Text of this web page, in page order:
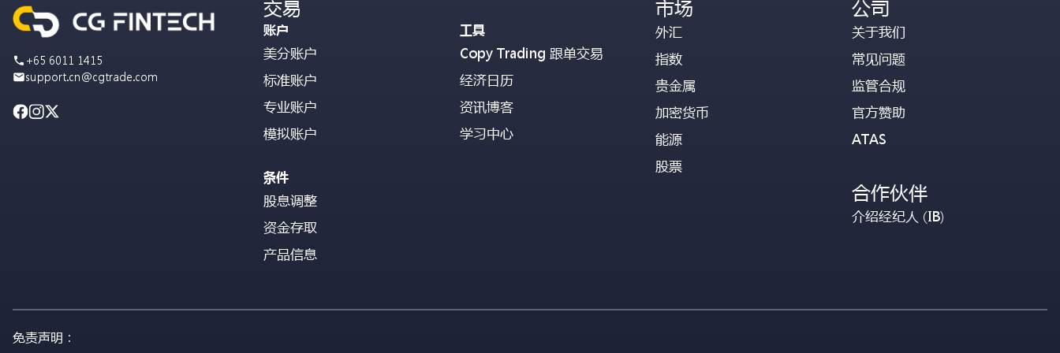
+65 6011 1415
support.cn@cgtrade.com
交易
账户
美分账户
标准账户
专业账户
模拟账户
条件
股息调整
资金存取
产品信息
工具
Copy Trading 跟单交易
经济日历
资讯博客
学习中心
市场
外汇
指数
贵金属
加密货币
能源
股票
公司
关于我们
常见问题
监管合规
官方赞助
ATAS
合作伙伴
介绍经纪人 (IB)
免责声明：